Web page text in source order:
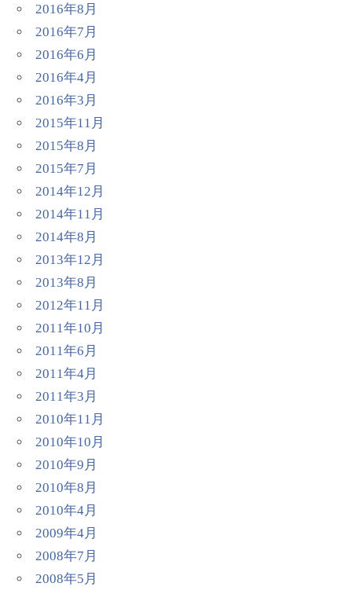
2016年8月
2016年7月
2016年6月
2016年4月
2016年3月
2015年11月
2015年8月
2015年7月
2014年12月
2014年11月
2014年8月
2013年12月
2013年8月
2012年11月
2011年10月
2011年6月
2011年4月
2011年3月
2010年11月
2010年10月
2010年9月
2010年8月
2010年4月
2009年4月
2008年7月
2008年5月